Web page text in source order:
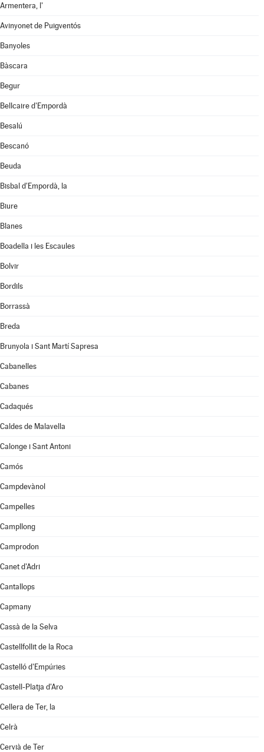
Armentera, l'
Avinyonet de Puigventós
Banyoles
Bàscara
Begur
Bellcaire d'Empordà
Besalú
Bescanó
Beuda
Bisbal d'Empordà, la
Biure
Blanes
Boadella i les Escaules
Bolvir
Bordils
Borrassà
Breda
Brunyola i Sant Martí Sapresa
Cabanelles
Cabanes
Cadaqués
Caldes de Malavella
Calonge i Sant Antoni
Camós
Campdevànol
Campelles
Campllong
Camprodon
Canet d'Adri
Cantallops
Capmany
Cassà de la Selva
Castellfollit de la Roca
Castelló d'Empúries
Castell-Platja d'Aro
Cellera de Ter, la
Celrà
Cervià de Ter